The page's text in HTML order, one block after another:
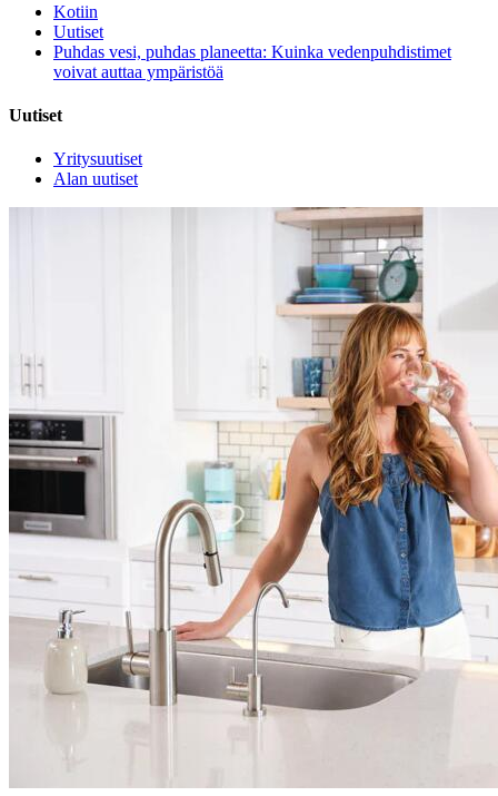
Kotiin
Uutiset
Puhdas vesi, puhdas planeetta: Kuinka vedenpuhdistimet
voivat auttaa ympäristöä
Uutiset
Yritysuutiset
Alan uutiset